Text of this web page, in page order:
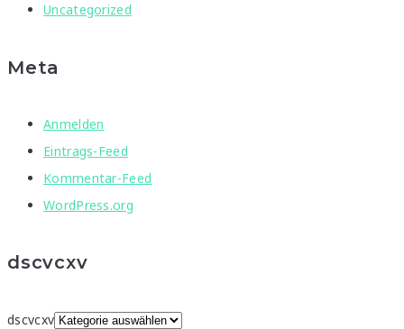
Uncategorized
Meta
Anmelden
Eintrags-Feed
Kommentar-Feed
WordPress.org
dscvcxv
dscvcxv